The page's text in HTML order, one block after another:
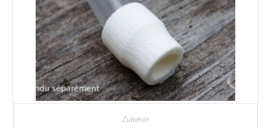
Zubehör